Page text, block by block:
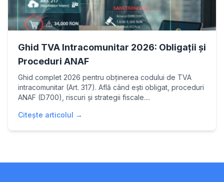
Ghid TVA Intracomunitar 2026: Obligații și
Proceduri ANAF
Ghid complet 2026 pentru obținerea codului de TVA
intracomunitar (Art. 317). Află când ești obligat, proceduri
ANAF (D700), riscuri și strategii fiscale....
Citește articolul →